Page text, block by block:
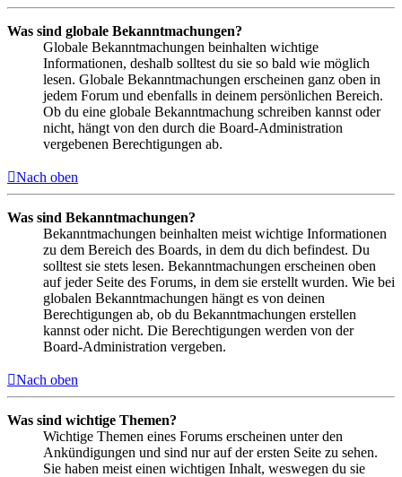
Was sind globale Bekanntmachungen?
Globale Bekanntmachungen beinhalten wichtige
Informationen, deshalb solltest du sie so bald wie möglich
lesen. Globale Bekanntmachungen erscheinen ganz oben in
jedem Forum und ebenfalls in deinem persönlichen Bereich.
Ob du eine globale Bekanntmachung schreiben kannst oder
nicht, hängt von den durch die Board-Administration
vergebenen Berechtigungen ab.
Nach oben
Was sind Bekanntmachungen?
Bekanntmachungen beinhalten meist wichtige Informationen
zu dem Bereich des Boards, in dem du dich befindest. Du
solltest sie stets lesen. Bekanntmachungen erscheinen oben
auf jeder Seite des Forums, in dem sie erstellt wurden. Wie bei
globalen Bekanntmachungen hängt es von deinen
Berechtigungen ab, ob du Bekanntmachungen erstellen
kannst oder nicht. Die Berechtigungen werden von der
Board-Administration vergeben.
Nach oben
Was sind wichtige Themen?
Wichtige Themen eines Forums erscheinen unter den
Ankündigungen und sind nur auf der ersten Seite zu sehen.
Sie haben meist einen wichtigen Inhalt, weswegen du sie